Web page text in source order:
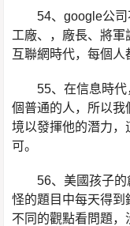
54、google公司
工廠、，廠長、將
互聯網時代，每個人
55、在信息時代
個普通的人，所以
境以發揮他的潛力，
可。
56、美國孩子的
怪的題目中每天得
不同的觀點看問題